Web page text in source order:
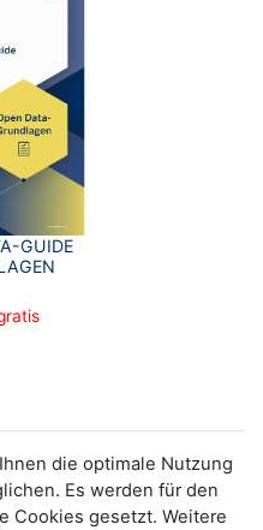
GUIDE
die optimale Nutzung
Es werden für den
Cookies gesetzt. Weitere